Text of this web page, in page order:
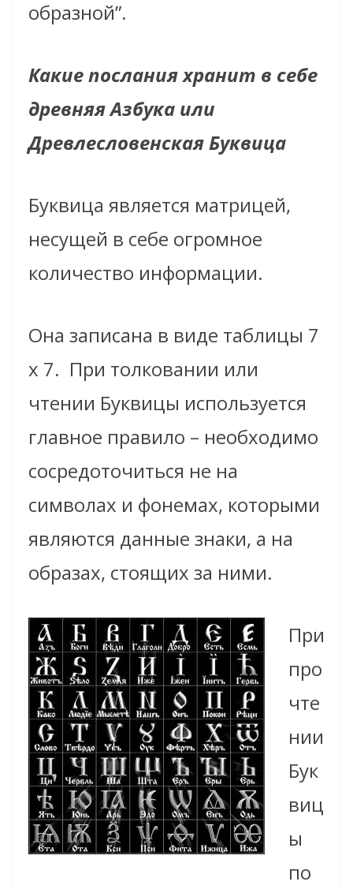
образной”.
Какие послания хранит в себе
древняя Азбука или
Древлесловенская Буквица
Буквица является матрицей,
несущей в себе огромное
количество информации.
Она записана в виде таблицы 7
х 7. При толковании или
чтении Буквицы используется
главное правило – необходимо
сосредоточиться не на
символах и фонемах, которыми
являются данные знаки, а на
образах, стоящих за ними.
При
про
чте
нии
Бук
виц
ы
по